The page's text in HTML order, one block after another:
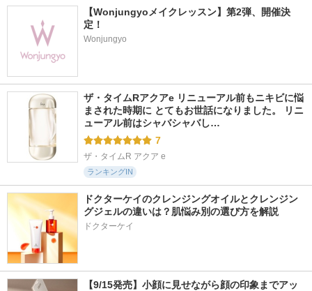
【Wonjungyoメイクレッスン】第2弾、開催決
定！
Wonjungyo
ザ・タイムRアクアe リニューアル前もニキビに悩
まされた時期に とてもお世話になりました。 リニ
ューアル前はシャバシャバし…
7
ザ・タイムR アクア e
ランキングIN
ドクターケイのクレンジングオイルとクレンジン
グジェルの違いは？肌悩み別の選び方を解説
ドクターケイ
【9/15発売】小顔に見せながら顔の印象までアッ